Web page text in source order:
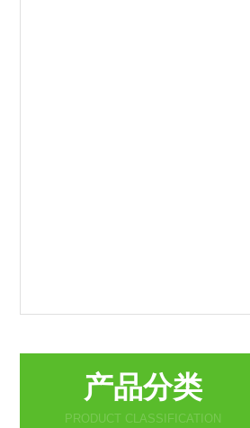
产品分类
PRODUCT CLASSIFICATION